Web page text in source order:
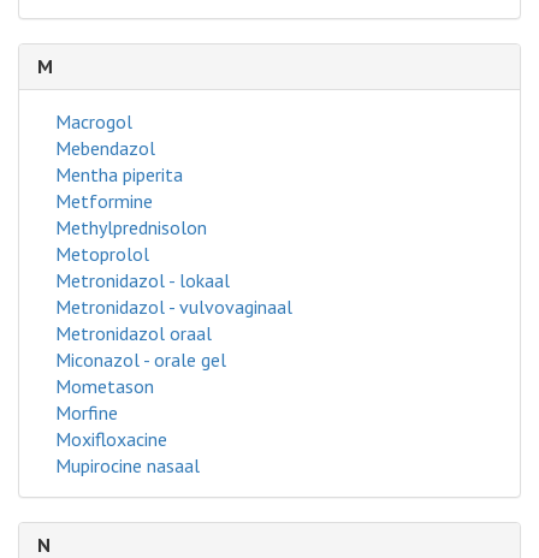
M
Macrogol
Mebendazol
Mentha piperita
Metformine
Methylprednisolon
Metoprolol
Metronidazol - lokaal
Metronidazol - vulvovaginaal
Metronidazol oraal
Miconazol - orale gel
Mometason
Morfine
Moxifloxacine
Mupirocine nasaal
N